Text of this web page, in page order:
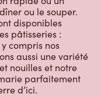
ou le souper.
disponibles
pâtisseries :
compris nos
aussi une variété
nouilles et notre
parfaitement
d’ici.